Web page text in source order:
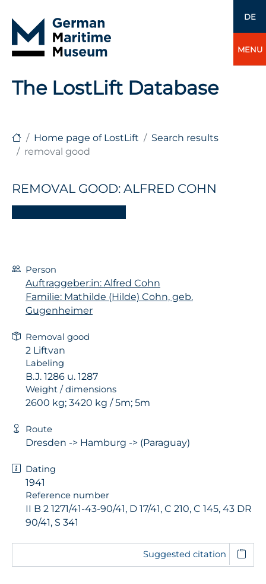
DE
MENU
The LostLift Database
Home page of LostLift
Search results
removal good
REMOVAL GOOD: ALFRED COHN
Person
Auftraggeber:in: Alfred Cohn
Familie: Mathilde (Hilde) Cohn, geb.
Gugenheimer
Removal good
2 Liftvan
Labeling
B.J. 1286 u. 1287
Weight / dimensions
2600 kg; 3420 kg / 5m; 5m
Route
Dresden -> Hamburg -> (Paraguay)
Dating
1941
Reference number
II B 2 1271/41-43-90/41, D 17/41, C 210, C 145, 43 DR
90/41, S 341
Suggested citation